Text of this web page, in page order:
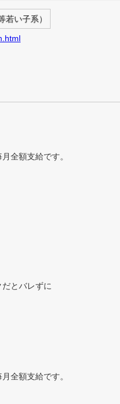
若い子系）
全額支給です。
とバレずに
全額支給です。